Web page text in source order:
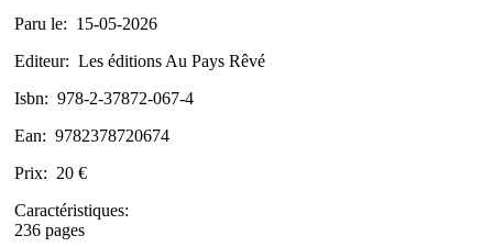
Paru le: 15-05-2026
Editeur: Les éditions Au Pays Rêvé
Isbn: 978-2-37872-067-4
Ean: 9782378720674
Prix: 20 €
Caractéristiques:
236 pages